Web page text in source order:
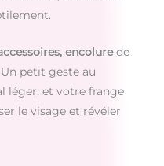
encolurede
petit geste au
léger, et votre frange
le visage et révéler